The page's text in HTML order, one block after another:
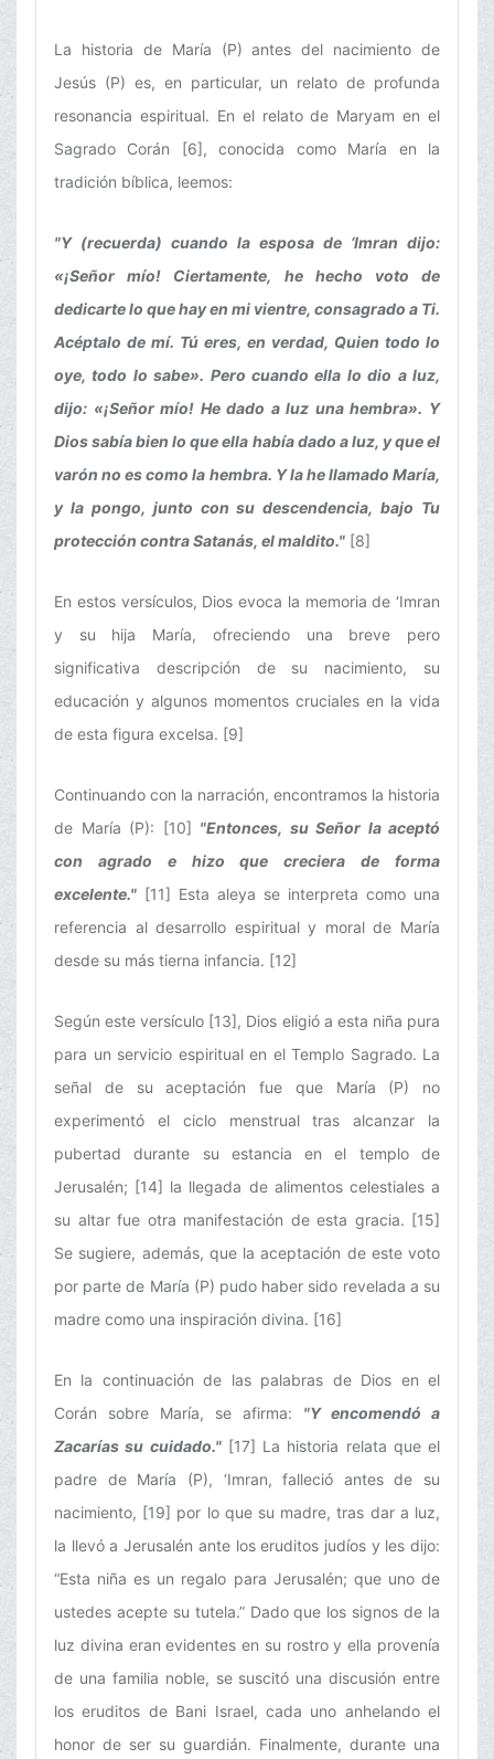
La historia de María (P) antes del nacimiento de
Jesús (P) es, en particular, un relato de profunda
resonancia espiritual. En el relato de Maryam en el
Sagrado Corán [6], conocida como María en la
tradición bíblica, leemos:
"Y (recuerda) cuando la esposa de ‘Imran dijo:
«¡Señor mío! Ciertamente, he hecho voto de
dedicarte lo que hay en mi vientre, consagrado a Ti.
Acéptalo de mí. Tú eres, en verdad, Quien todo lo
oye, todo lo sabe». Pero cuando ella lo dio a luz,
dijo: «¡Señor mío! He dado a luz una hembra». Y
Dios sabía bien lo que ella había dado a luz, y que el
varón no es como la hembra. Y la he llamado María,
y la pongo, junto con su descendencia, bajo Tu
protección contra Satanás, el maldito." [8]
En estos versículos, Dios evoca la memoria de ‘Imran
y su hija María, ofreciendo una breve pero
significativa descripción de su nacimiento, su
educación y algunos momentos cruciales en la vida
de esta figura excelsa. [9]
Continuando con la narración, encontramos la historia
de María (P): [10] "Entonces, su Señor la aceptó
con agrado e hizo que creciera de forma
excelente." [11] Esta aleya se interpreta como una
referencia al desarrollo espiritual y moral de María
desde su más tierna infancia. [12]
Según este versículo [13], Dios eligió a esta niña pura
para un servicio espiritual en el Templo Sagrado. La
señal de su aceptación fue que María (P) no
experimentó el ciclo menstrual tras alcanzar la
pubertad durante su estancia en el templo de
Jerusalén; [14] la llegada de alimentos celestiales a
su altar fue otra manifestación de esta gracia. [15]
Se sugiere, además, que la aceptación de este voto
por parte de María (P) pudo haber sido revelada a su
madre como una inspiración divina. [16]
En la continuación de las palabras de Dios en el
Corán sobre María, se afirma: "Y encomendó a
Zacarías su cuidado."[17] La historia relata que el
padre de María (P), ‘Imran, falleció antes de su
nacimiento, [19] por lo que su madre, tras dar a luz,
la llevó a Jerusalén ante los eruditos judíos y les dijo:
“Esta niña es un regalo para Jerusalén; que uno de
ustedes acepte su tutela.” Dado que los signos de la
luz divina eran evidentes en su rostro y ella provenía
de una familia noble, se suscitó una discusión entre
los eruditos de Bani Israel, cada uno anhelando el
honor de ser su guardián. Finalmente, durante una